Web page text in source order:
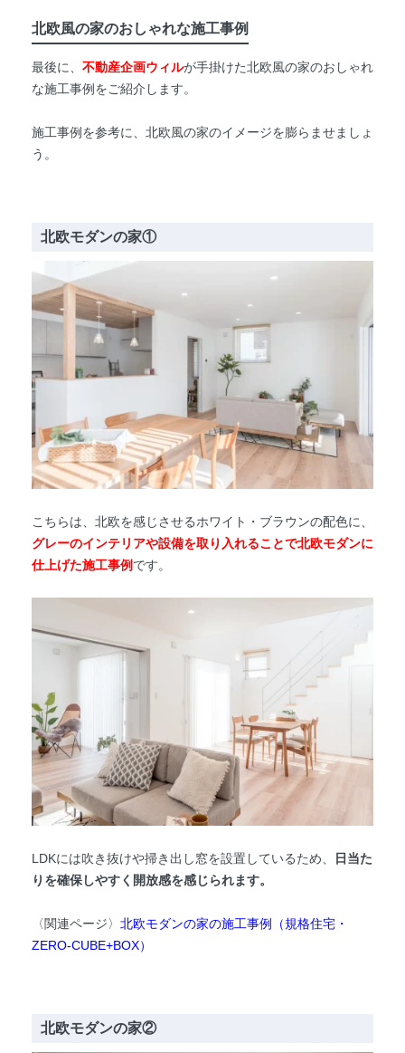
北欧風の家のおしゃれな施工事例
最後に、 不動産企画ウィルが手掛けた北欧風の家のおしゃれ
な施工事例をご紹介します。
施工事例を参考に、北欧風の家のイメージを膨らませましょ
う。
北欧モダンの家①
こちらは、北欧を感じさせるホワイト・ブラウンの配色に、
グレーのインテリアや設備を取り入れることで北欧モダンに
仕上げた施工事例です。
LDKには吹き抜けや掃き出し窓を設置しているため、
日当た
りを確保しやすく開放感を感じられます。
〈関連ページ〉 北欧モダンの家の施工事例（規格住宅・
ZERO-CUBE+BOX）
北欧モダンの家②